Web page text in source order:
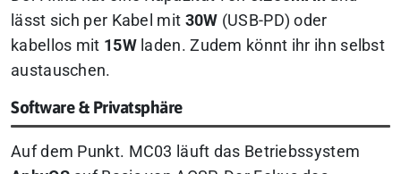
lässt sich per Kabel mit 30W (USB-PD) oder
kabellos mit 15Wladen. Zudem könnt ihr ihn selbst
austauschen.
Software & Privatsphäre
Auf dem Punkt. MC03 läuft das Betriebssystem